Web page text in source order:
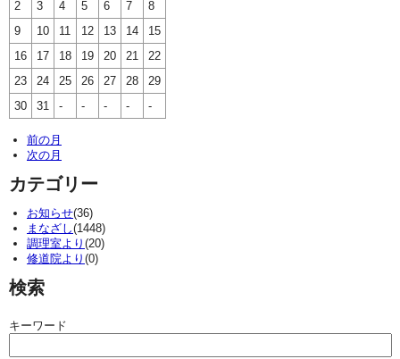
2
3 4 5 6 7
8
9
10 11 12 13 14
15
16
17 18 19 20 21
22
23
24 25 26 27 28
29
30
31 - - - - -
前の月
次の月
カテゴリー
お知らせ(36)
まなざし(1448)
調理室より (20)
修道院より (0)
検索
キーワード